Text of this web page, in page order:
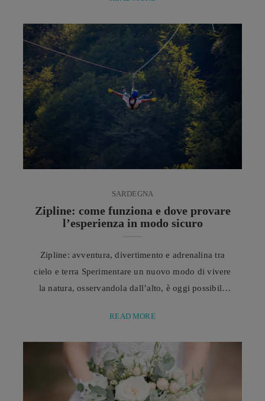
Offrono un’esperienza flessibile e personalizzata,
momento del soggiorno. Le principali destinazioni
di mare si distinguono per paesaggi suggestivi,
acque ...
SARDEGNA
Zipline: come funziona e dove provare
l’esperienza in modo sicuro
Zipline: avventura, divertimento e adrenalina tra
cielo e terra Sperimentare un nuovo modo di vivere
la natura, osservandola dall’alto, è oggi possibile
più apprezzate, capace di unire avventura,
il turismo outdoor ha cambiato profondamente il
modo di vivere le vacanze e il tempo libero. Sempre
più persone ...
READ MORE